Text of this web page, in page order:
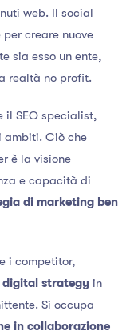
web. Il social
creare nuove
sia esso un ente,
realtà no profit.
il SEO specialist,
ambiti. Ciò che
è la visione
e capacità di
di marketing ben
i competitor,
digital strategy in
Si occupa
in collaborazione